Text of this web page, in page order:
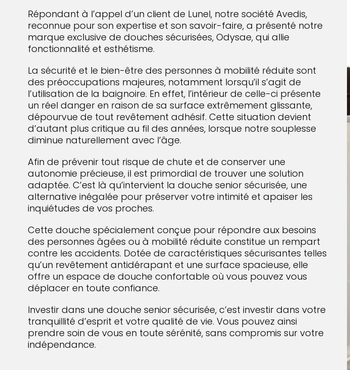
Répondant à l’appel d’un client de Lunel, notre société Avedis,
reconnue pour son expertise et son savoir-faire, a présenté notre
marque exclusive de douches sécurisées, Odysae, qui allie
fonctionnalité et esthétisme.
La sécurité et le bien-être des personnes à mobilité réduite sont
des préoccupations majeures, notamment lorsqu’il s’agit de
l’utilisation de la baignoire. En effet, l’intérieur de celle-ci présente
un réel danger en raison de sa surface extrêmement glissante,
dépourvue de tout revêtement adhésif. Cette situation devient
d’autant plus critique au fil des années, lorsque notre souplesse
diminue naturellement avec l’âge.
Afin de prévenir tout risque de chute et de conserver une
autonomie précieuse, il est primordial de trouver une solution
adaptée. C’est là qu’intervient la douche senior sécurisée, une
alternative inégalée pour préserver votre intimité et apaiser les
inquiétudes de vos proches.
Cette douche spécialement conçue pour répondre aux besoins
des personnes âgées ou à mobilité réduite constitue un rempart
contre les accidents. Dotée de caractéristiques sécurisantes telles
qu’un revêtement antidérapant et une surface spacieuse, elle
offre un espace de douche confortable où vous pouvez vous
déplacer en toute confiance.
Investir dans une douche senior sécurisée, c’est investir dans votre
tranquillité d’esprit et votre qualité de vie. Vous pouvez ainsi
prendre soin de vous en toute sérénité, sans compromis sur votre
indépendance.